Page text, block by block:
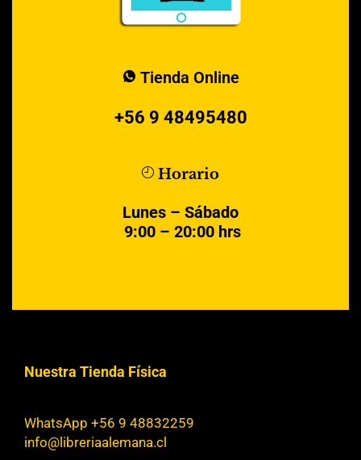
Tienda Online
+56 9 48495480
Horario
Lunes – Sábado
9:00 – 20:00 hrs
Nuestra Tienda Física
WhatsApp +56 9 48832259
info@libreriaalemana.cl